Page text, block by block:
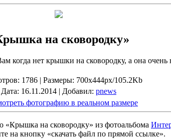
на сковородку»
когда нет крышки на сковородку, а она очень
: 1786 | Размеры: 700x444px/105.2Kb
Дата: 16.11.2014 | Добавил: pnews
фотографию в реальном размере
«Крышка на сковородку» из фотоальбома
на кнопку «скачать файл по прямой ссылке».